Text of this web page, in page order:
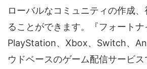
ローバルなコミュニティの作成
ることができます。『フォートナ
PlayStation、Xbox、Switch、
ウドベースのゲーム配信サービ